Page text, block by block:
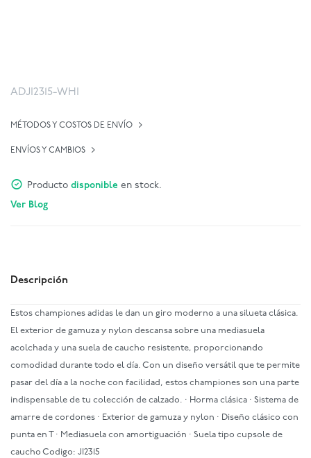
ADJI2315-WHI
MÉTODOS Y COSTOS DE ENVÍO
ENVÍOS Y CAMBIOS
Producto disponible en stock.
Ver Blog
Descripción
Estos championes adidas le dan un giro moderno a una silueta clásica.
El exterior de gamuza y nylon descansa sobre una mediasuela
acolchada y una suela de caucho resistente, proporcionando
comodidad durante todo el día. Con un diseño versátil que te permite
pasar del día a la noche con facilidad, estos championes son una parte
indispensable de tu colección de calzado. · Horma clásica · Sistema de
amarre de cordones · Exterior de gamuza y nylon · Diseño clásico con
punta en T · Mediasuela con amortiguación · Suela tipo cupsole de
caucho Codigo: JI2315